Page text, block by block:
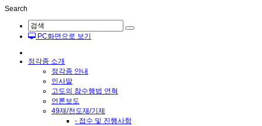
Search
PC화면으로 보기
정각종 소개
정각종 안내
인사말
고도의 참수행법 연혁
언론보도
49재/천도재/기제
- 접수 및 진행사항